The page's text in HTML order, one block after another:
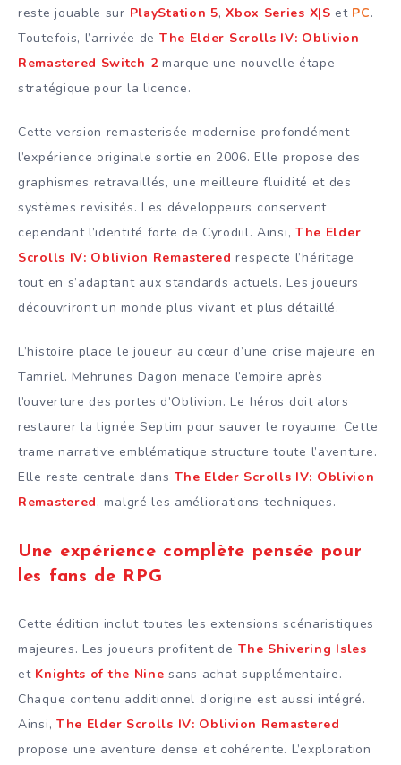
reste jouable sur PlayStation 5,Xbox Series X|S et PC.
Toutefois, l’arrivée de The Elder Scrolls IV: Oblivion
Remastered Switch 2marque une nouvelle étape
stratégique pour la licence.
Cette version remasterisée modernise profondément
l’expérience originale sortie en 2006. Elle propose des
graphismes retravaillés, une meilleure fluidité et des
systèmes revisités. Les développeurs conservent
cependant l’identité forte de Cyrodiil. Ainsi, The Elder
Scrolls IV: Oblivion Remastered respecte l’héritage
tout en s’adaptant aux standards actuels. Les joueurs
découvriront un monde plus vivant et plus détaillé.
L’histoire place le joueur au cœur d’une crise majeure en
Tamriel. Mehrunes Dagon menace l’empire après
l’ouverture des portes d’Oblivion. Le héros doit alors
restaurer la lignée Septim pour sauver le royaume. Cette
trame narrative emblématique structure toute l’aventure.
Elle reste centrale dans The Elder Scrolls IV: Oblivion
Remastered, malgré les améliorations techniques.
Une expérience complète pensée pour
les fans de RPG
Cette édition inclut toutes les extensions scénaristiques
majeures. Les joueurs profitent de The Shivering Isles
et Knights of the Nine sans achat supplémentaire.
Chaque contenu additionnel d’origine est aussi intégré.
Ainsi, The Elder Scrolls IV: Oblivion Remastered
propose une aventure dense et cohérente. L’exploration